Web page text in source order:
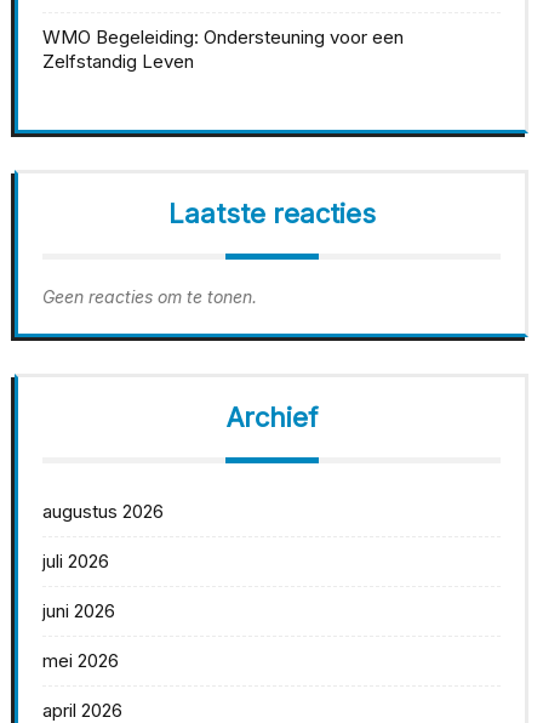
WMO Begeleiding: Ondersteuning voor een
Zelfstandig Leven
Laatste reacties
Geen reacties om te tonen.
Archief
augustus 2026
juli 2026
juni 2026
mei 2026
april 2026